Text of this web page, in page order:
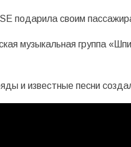
подарила своим
музыкальная группа
и известные песни